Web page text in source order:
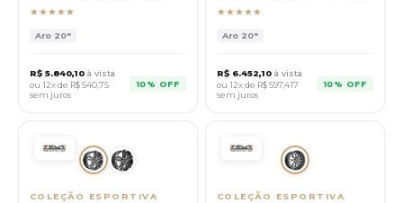
★★★★★
Aro 20"
R$ 5.840,10 à vista
ou 12x de R$540,75
sem juros
10% OFF
★★★★★
Aro 20"
R$ 6.452,10 à vista
ou 12x de R$597,417
sem juros
10% OFF
COLEÇÃO ESPORTIVA COLEÇÃO ESPORTIVA